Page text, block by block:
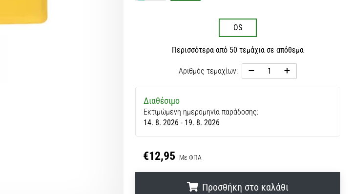
OS
Περισσότερα από 50 τεμάχια σε απόθεμα
Αριθμός τεμαχίων:
Διαθέσιμο
Εκτιμώμενη ημερομηνία παράδοσης:
14. 8. 2026 - 19. 8. 2026
€12,95 Με ΦΠΑ
Προσθήκη στο καλάθι